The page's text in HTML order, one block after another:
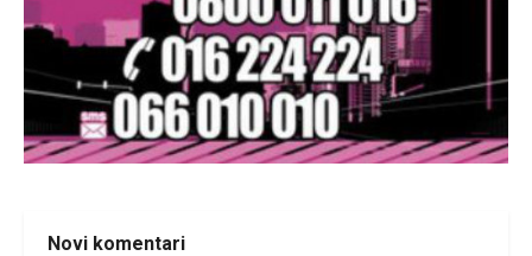
Novi komentari